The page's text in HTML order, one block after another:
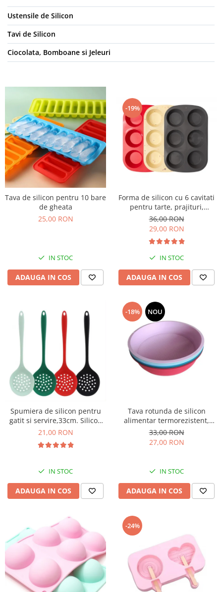
Ustensile de Silicon
Tavi de Silicon
Ciocolata, Bomboane si Jeleuri
Tava de silicon pentru 10 bare
de gheata
25,00 RON
IN STOC
ADAUGA IN COS
-19%
Forma de silicon cu 6 cavitati
pentru tarte, prajituri,
ciocolata
36,00 RON
29,00 RON
IN STOC
ADAUGA IN COS
Spumiera de silicon pentru
gatit si servire,33cm. Silicon
alimentar termorezistent
21,00 RON
IN STOC
ADAUGA IN COS
-18% NOU
Tava rotunda de silicon
alimentar termorezistent,
25cm, pentru blat de tort,
prajitura, chec, friteuza cu aer
cald, Airfryer mare
33,00 RON
27,00 RON
IN STOC
ADAUGA IN COS
-24%